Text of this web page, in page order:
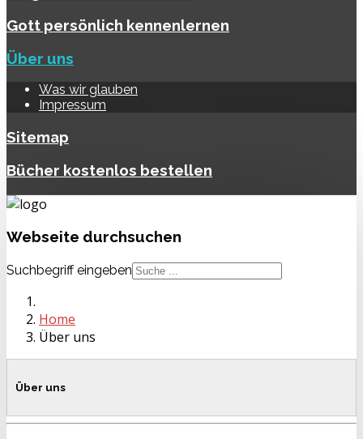
Gott persönlich kennenlernen
Über uns
Was wir glauben
Impressum
Sitemap
Bücher kostenlos bestellen
Webseite durchsuchen
Suchbegriff eingeben
Home
Über uns
Über uns